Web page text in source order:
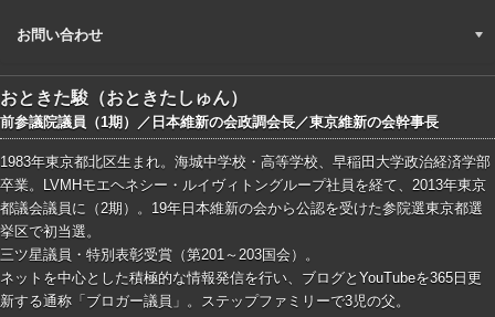
お問い合わせ
おときた駿（おときたしゅん）
前参議院議員（1期）／日本維新の会政調会長／東京維新の会幹事長
1983年東京都北区生まれ。海城中学校・高等学校、早稲田大学政治経済学部
卒業。LVMHモエヘネシー・ルイヴィトングループ社員を経て、2013年東京
都議会議員に（2期）。19年日本維新の会から公認を受けた参院選東京都選
挙区で初当選。
三ツ星議員・特別表彰受賞（第201～203国会）。
ネットを中心とした積極的な情報発信を行い、ブログとYouTubeを365日更
新する通称「ブロガー議員」。ステップファミリーで3児の父。